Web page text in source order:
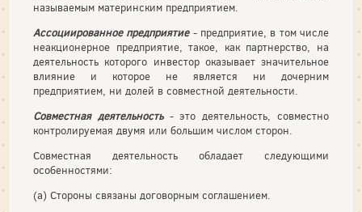
называемым материнским предприятием.
Ассоциированное предприятие- предприятие, в том числе
неакционерное предприятие, такое, как партнерство, на
деятельность которого инвестор оказывает значительное
влияние и которое не является ни дочерним
предприятием, ни долей в совместной деятельности.
Совместная деятельность- это деятельность, совместно
контролируемая двумя или большим числом сторон.
Совместная деятельность обладает следующими
особенностями:
(a) Стороны связаны договорным соглашением.